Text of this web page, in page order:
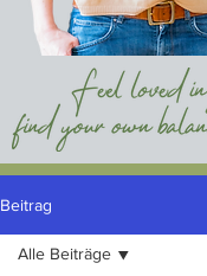
Beitrag
Alle Beiträge